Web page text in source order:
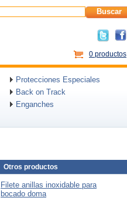
Buscar
0 productos
Protecciones Especiales
Back on Track
Enganches
Otros productos
Filete anillas inoxidable para
bocado doma